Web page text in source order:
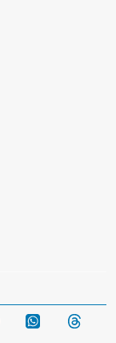
Telegram WhatsApp